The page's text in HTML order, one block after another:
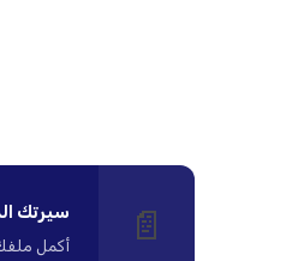
📄 سيرتك
أكمل ملفك